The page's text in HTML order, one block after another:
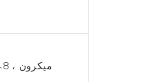
120 ميكرون ، 4.8 مل